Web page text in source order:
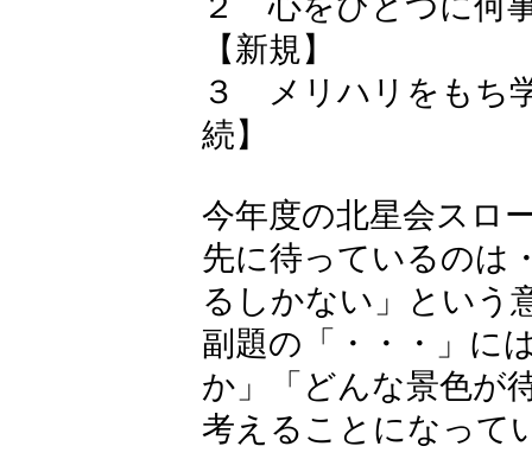
【新規】
３ メリハリをもち
続】
今年度の北星会スロ
先に待っているのは
るしかない」という
副題の「・・・」に
か」「どんな景色が
考えることになって